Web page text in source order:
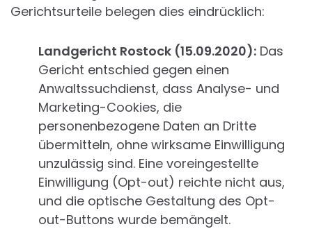
Gerichtsurteile belegen dies eindrücklich:
Landgericht Rostock (15.09.2020): Das
Gericht entschied gegen einen
Anwaltssuchdienst, dass Analyse- und
Marketing-Cookies, die
personenbezogene Daten an Dritte
übermitteln, ohne wirksame Einwilligung
unzulässig sind. Eine voreingestellte
Einwilligung (Opt-out) reichte nicht aus,
und die optische Gestaltung des Opt-
out-Buttons wurde bemängelt.